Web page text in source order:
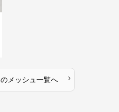
のメッシュ 一覧へ ›